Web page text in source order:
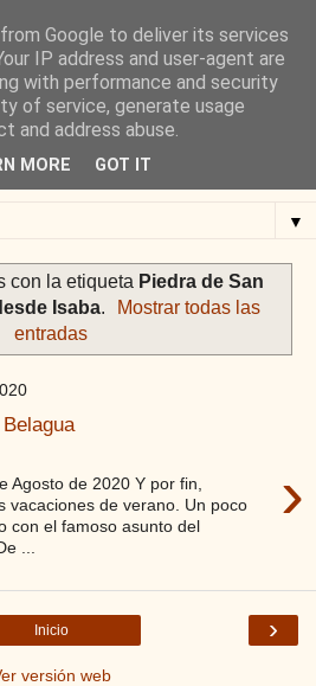
San
y altimetrías.
▼
con la etiqueta Piedra de San
Isaba.
Mostrar todas las
entradas
›
Agosto de 2020 Y por fin,
vacaciones de verano. Un poco
con el famoso asunto del
...
›
Inicio
versión web
Google to deliver its services
IP address and user-agent are
with performance and security
of service, generate usage
and address abuse.
MORE GOT IT